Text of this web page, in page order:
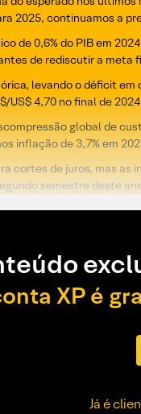
2025, continuamos a
de 0,6% do PIB em
de rediscutir a meta
levando o déficit
4,70 no final de
global de
inflação de 3,7% em
cortes de juros, mas
semestre deste
XP é
Já é